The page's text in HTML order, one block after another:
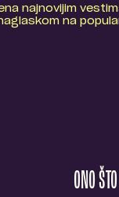
najnovijim
na
ONO